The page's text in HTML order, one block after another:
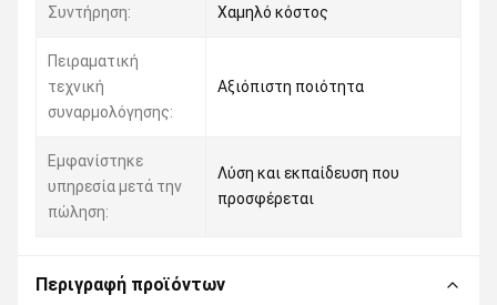
Συντήρηση: Χαμηλό κόστος
Πειραματική
τεχνική
συναρμολόγησης:
Αξιόπιστη ποιότητα
Εμφανίστηκε
υπηρεσία μετά την
πώληση:
Λύση και εκπαίδευση που
προσφέρεται
Περιγραφή προϊόντων